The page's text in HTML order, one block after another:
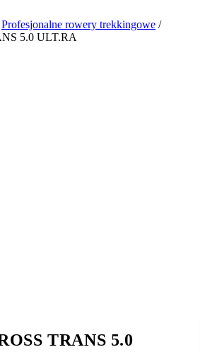
Profesjonalne rowery trekkingowe /
5.0 ULT.RA
TRANS 5.0